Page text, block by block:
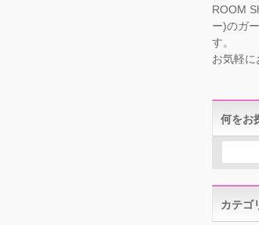
ROOM
ー)のガ
す。
お気軽に
何をお
カテゴ